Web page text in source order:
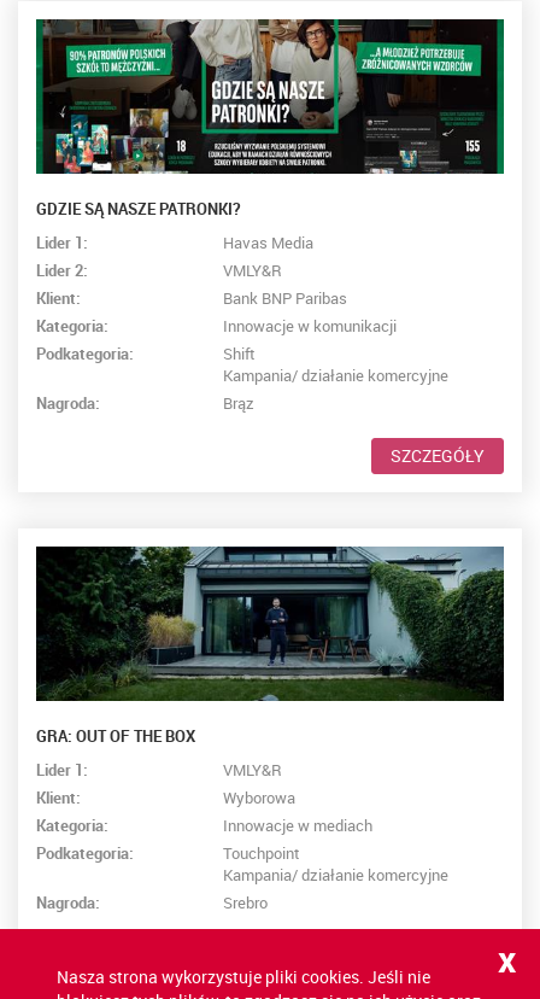
GDZIE SĄ NASZE PATRONKI?
Lider 1:
Havas Media
Lider 2:
VMLY&R
Klient:
Bank BNP Paribas
Kategoria:
Innowacje w komunikacji
Podkategoria:
Shift
Kampania/ działanie komercyjne
Nagroda:
Brąz
SZCZEGÓŁY
GRA: OUT OF THE BOX
Lider 1:
VMLY&R
Klient:
Wyborowa
Kategoria:
Innowacje w mediach
Podkategoria:
Touchpoint
Kampania/ działanie komercyjne
Nagroda:
Srebro
x
Nasza strona wykorzystuje pliki cookies. Jeśli nie